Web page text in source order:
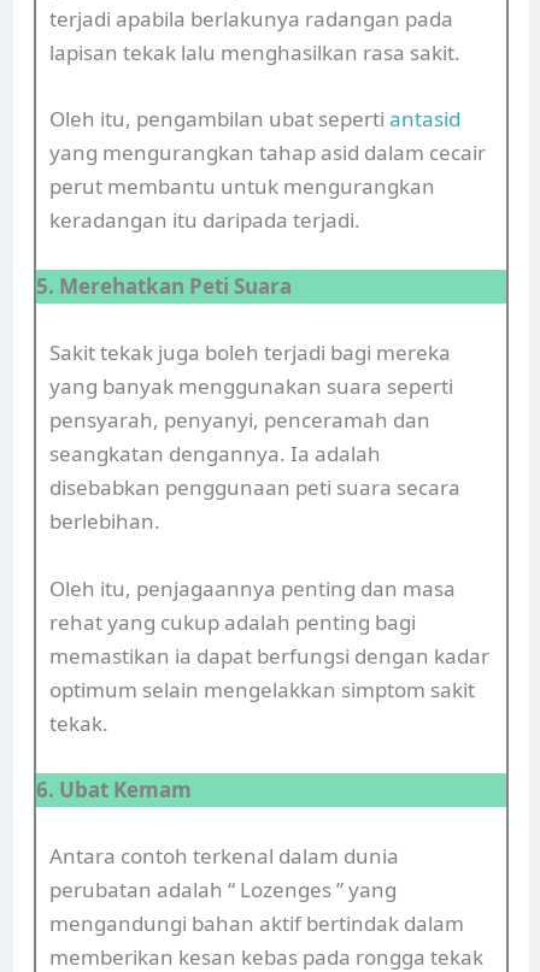
terjadi apabila berlakunya radangan pada
lapisan tekak lalu menghasilkan rasa sakit.
Oleh itu, pengambilan ubat seperti antasid
yang mengurangkan tahap asid dalam cecair
perut membantu untuk mengurangkan
keradangan itu daripada terjadi.
5. Merehatkan Peti Suara
Sakit tekak juga boleh terjadi bagi mereka
yang banyak menggunakan suara seperti
pensyarah, penyanyi, penceramah dan
seangkatan dengannya. Ia adalah
disebabkan penggunaan peti suara secara
berlebihan.
Oleh itu, penjagaannya penting dan masa
rehat yang cukup adalah penting bagi
memastikan ia dapat berfungsi dengan kadar
optimum selain mengelakkan simptom sakit
tekak.
6. Ubat Kemam
Antara contoh terkenal dalam dunia
perubatan adalah “ Lozenges ” yang
mengandungi bahan aktif bertindak dalam
memberikan kesan kebas pada rongga tekak